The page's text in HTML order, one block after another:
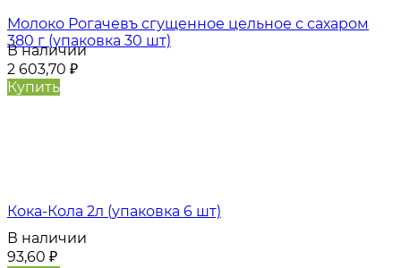
Молоко Рогачевъ сгущенное цельное с сахаром
380 г (упаковка 30 шт)
В наличии
2 603,70 ₽
Купить
Кока-Кола 2л (упаковка 6 шт)
В наличии
93,60 ₽